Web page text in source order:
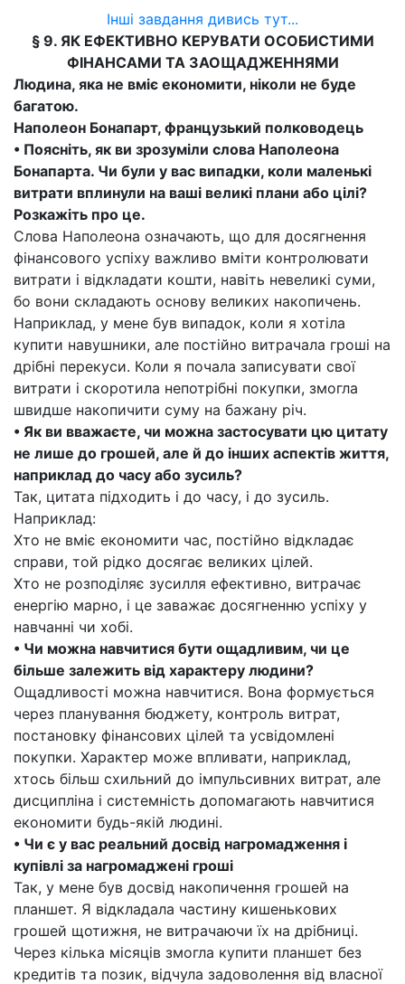
Інші завдання дивись тут...
§ 9. ЯК ЕФЕКТИВНО КЕРУВАТИ ОСОБИСТИМИ
ФІНАНСАМИ ТА ЗАОЩАДЖЕННЯМИ
Людина, яка не вміє економити, ніколи не буде
багатою.
Наполеон Бонапарт, французький полководець
• Поясніть, як ви зрозуміли слова Наполеона
Бонапарта. Чи були у вас випадки, коли маленькі
витрати вплинули на ваші великі плани або цілі?
Розкажіть про це.
Слова Наполеона означають, що для досягнення
фінансового успіху важливо вміти контролювати
витрати і відкладати кошти, навіть невеликі суми,
бо вони складають основу великих накопичень.
Наприклад, у мене був випадок, коли я хотіла
купити навушники, але постійно витрачала гроші на
дрібні перекуси. Коли я почала записувати свої
витрати і скоротила непотрібні покупки, змогла
швидше накопичити суму на бажану річ.
• Як ви вважаєте, чи можна застосувати цю цитату
не лише до грошей, але й до інших аспектів життя,
наприклад до часу або зусиль?
Так, цитата підходить і до часу, і до зусиль.
Наприклад:
Хто не вміє економити час, постійно відкладає
справи, той рідко досягає великих цілей.
Хто не розподіляє зусилля ефективно, витрачає
енергію марно, і це заважає досягненню успіху у
навчанні чи хобі.
• Чи можна навчитися бути ощадливим, чи це
більше залежить від характеру людини?
Ощадливості можна навчитися. Вона формується
через планування бюджету, контроль витрат,
постановку фінансових цілей та усвідомлені
покупки. Характер може впливати, наприклад,
хтось більш схильний до імпульсивних витрат, але
дисципліна і системність допомагають навчитися
економити будь-якій людині.
• Чи є у вас реальний досвід нагромадження і
купівлі за нагромаджені гроші
Так, у мене був досвід накопичення грошей на
планшет. Я відкладала частину кишенькових
грошей щотижня, не витрачаючи їх на дрібниці.
Через кілька місяців змогла купити планшет без
кредитів та позик, відчула задоволення від власної